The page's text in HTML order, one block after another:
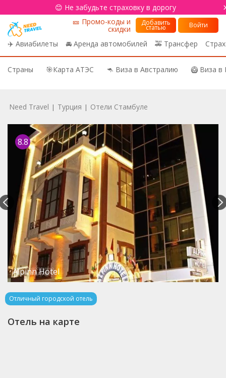
😊 Не забудьте страховку в дорогу
✈️ Авиабилеты 🚘 Аренда автомобилей 🚕 Трансфер
🎫 Промо-коды и
скидки
Добавить
статью Войти
Страны 🎯Карта АТЭС 🦘 Виза в Австралию 🥝 Виза
Need Travel | Турция | Отели Стамбуле
8.8
Alpinn Hotel
Отличный городской отель
Отель на карте